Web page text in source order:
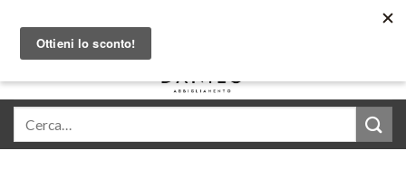
content